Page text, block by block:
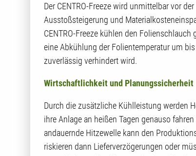
Der CENTRO-Freeze wird unmittelbar vor
Ausstoßsteigerung und
CENTRO-Freeze kühlen den
eine Abkühlung der Folientemperatur um
zuverlässig verhindert wird.
Wirtschaftlichkeit und Planungssicherheit
Durch die zusätzliche Kühlleistung werden
ihre Anlage an heißen Tagen genauso
andauernde Hitzewelle kann den
riskieren dann Lieferverzögerungen oder